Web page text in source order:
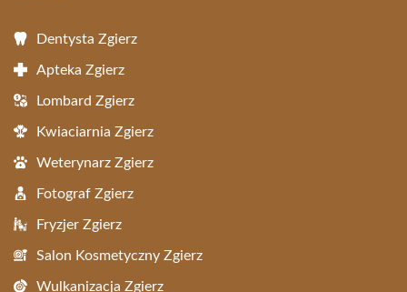
Dentysta Zgierz
Apteka Zgierz
Lombard Zgierz
Kwiaciarnia Zgierz
Weterynarz Zgierz
Fotograf Zgierz
Fryzjer Zgierz
Salon Kosmetyczny Zgierz
Wulkanizacja Zgierz